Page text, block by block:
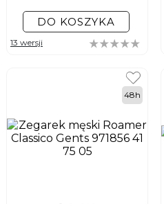
DO KOSZYKA
13 wersji
48h